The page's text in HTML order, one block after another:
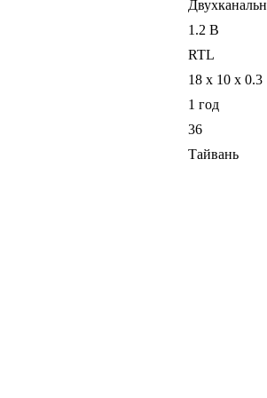
1.2 В
RTL
18 x 10 x 0.3
1 год
36
Тайвань